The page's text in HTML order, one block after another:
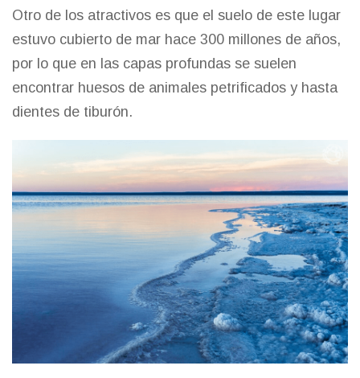
Otro de los atractivos es que el suelo de este lugar
estuvo cubierto de mar hace 300 millones de años,
por lo que en las capas profundas se suelen
encontrar huesos de animales petrificados y hasta
dientes de tiburón.